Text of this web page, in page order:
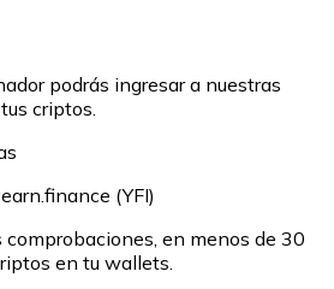
podrás ingresar a nuestras
criptos.
(YFI)
comprobaciones, en menos de 30
en tu wallets.